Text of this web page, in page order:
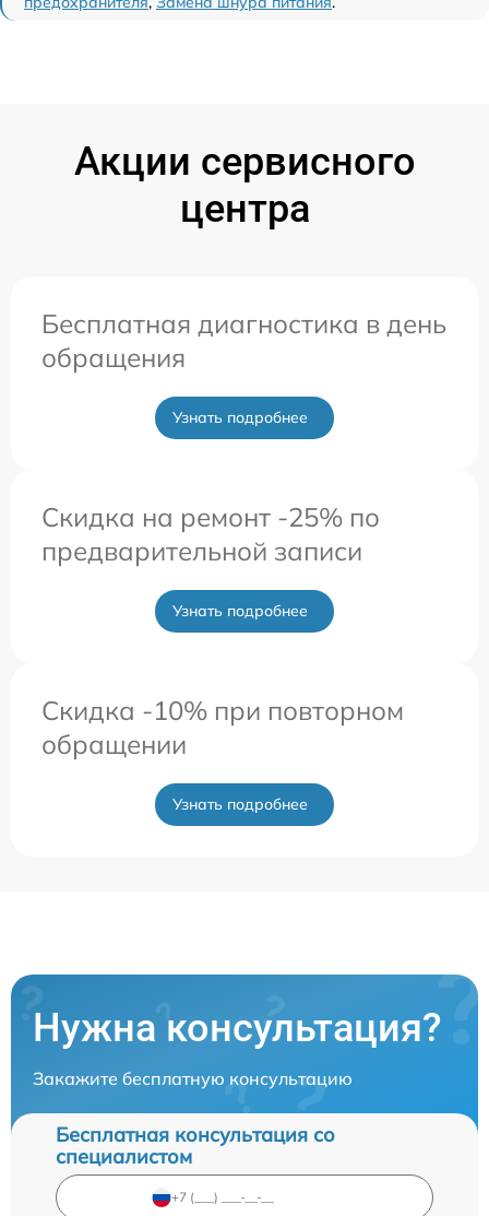
Акции сервисного
центра
Бесплатная диагностика в день
обращения
Узнать подробнее
Скидка на ремонт -25% по
предварительной записи
Узнать подробнее
Скидка -10% при повторном
обращении
Узнать подробнее
Нужна консультация?
Закажите бесплатную консультацию
Бесплатная консультация со
специалистом